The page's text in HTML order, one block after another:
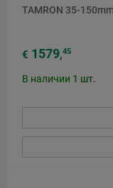
TAMRON 35-
€ 1579,45
В наличии 1 шт.